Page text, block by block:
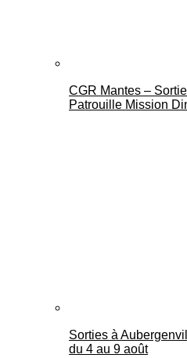
CGR Mantes –
Patrouille Mission
Sorties à
du 4 au 9 août